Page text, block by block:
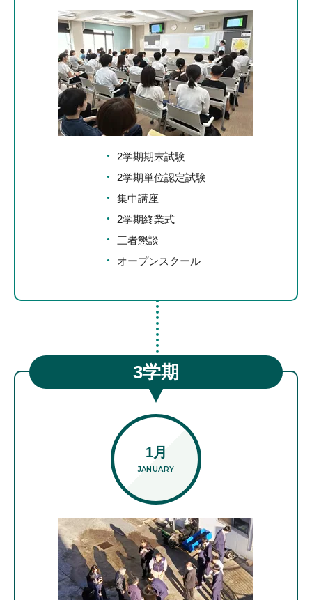
2学期期末試験
2学期単位認定試験
集中講座
2学期終業式
三者懇談
オープンスクール
3学期
1月
JANUARY